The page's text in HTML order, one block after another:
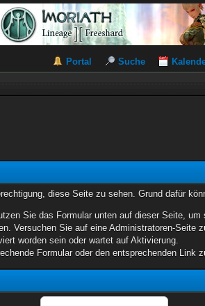
Portal Suche
diese Seite zu sehen. Grund dafür
Sie das Formular unten auf dieser Seite, um
Versuchen Sie auf eine Administratoren-
worden sein oder wartet auf Aktivierung.
Formular oder den entsprechenden Link